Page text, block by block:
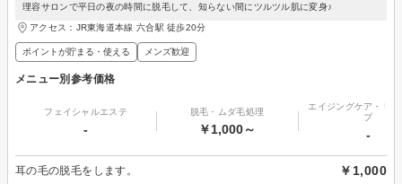
理容サロンで平日の夜の時間に脱毛して、知らない間にツルツル肌に変身♪
アクセス：JR東海道本線 六合駅 徒歩20分
ポイントが貯まる・使える メンズ歓迎
メニュー別参考価格
フェイシャルエステ
-
脱毛・ムダ毛処理
￥1,000～
エイジングケア・リ
プ
-
耳の毛の脱毛をします。 ￥1,000